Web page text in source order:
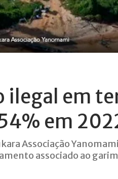
ilegal em
em
Associação
associado ao